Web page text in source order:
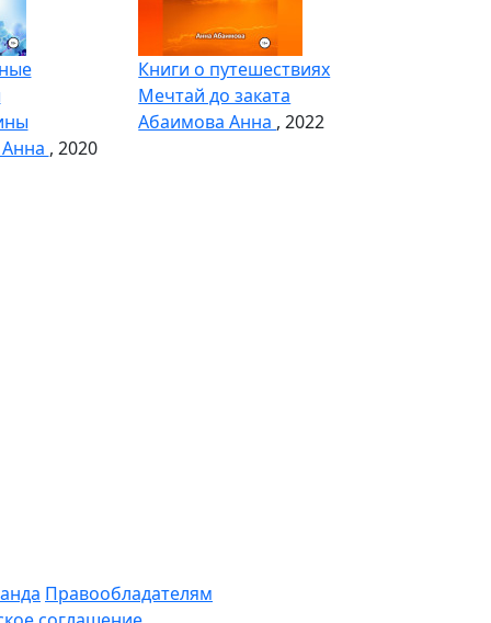
, 2020
Книги о путешествиях
Мечтай до заката
Абаимова Анна , 2022
Правообладателям